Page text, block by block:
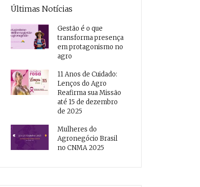
Últimas Notícias
Gestão é o que
transforma presença
em protagonismo no
agro
11 Anos de Cuidado:
Lenços do Agro
Reafirma sua Missão
até 15 de dezembro
de 2025
Mulheres do
Agronegócio Brasil
no CNMA 2025